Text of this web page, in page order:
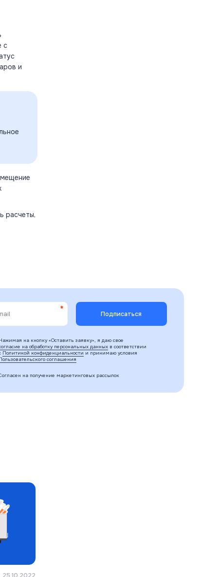
с
и
расчеты,
на кнопку «Оставить заявку», я даю свое
на обработку персональных данныхв соответствии
Политикой конфиденциальности и принимаю условия
соглашения
на получение маркетинговых рассылок